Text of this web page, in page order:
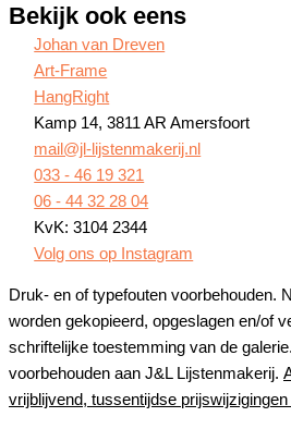
Bekijk ook eens
Johan van Dreven
Art-Frame
HangRight
Kamp 14, 3811 AR Amersfoort
mail@jl-lijstenmakerij.nl
033 - 46 19 321
06 - 44 32 28 04
KvK: 3104 2344
Volg ons op Instagram
Druk- en of typefouten voorbehouden.
worden gekopieerd, opgeslagen en/of
schriftelijke toestemming van de
voorbehouden aan J&L Lijstenmakerij.
vrijblijvend, tussentijdse